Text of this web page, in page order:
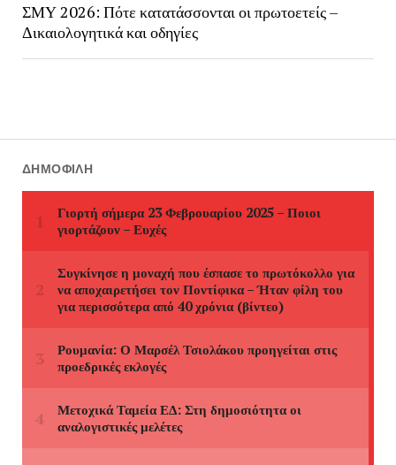
ΣΜΥ 2026: Πότε κατατάσσονται οι πρωτοετείς –
Δικαιολογητικά και οδηγίες
ΔΗΜΟΦΙΛΉ